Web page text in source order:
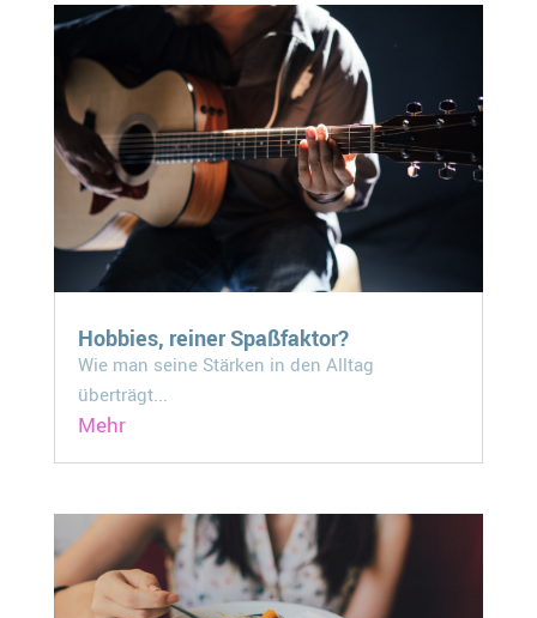
Hobbies, reiner Spaßfaktor?
Wie man seine Stärken in den Alltag
überträgt...
Mehr